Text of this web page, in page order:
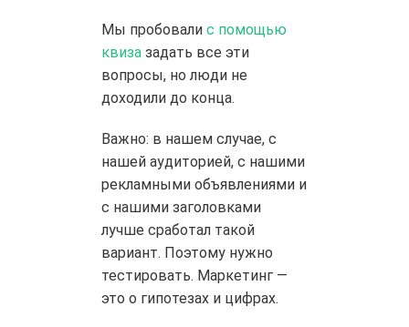
Мы пробовалис помощью
квиза задать все эти
вопросы, но люди не
доходили до конца.
Важно: в нашем случае, с
нашей аудиторией, с нашими
рекламными объявлениями и
с нашими заголовками
лучше сработал такой
вариант. Поэтому нужно
тестировать. Маркетинг —
это о гипотезах и цифрах.